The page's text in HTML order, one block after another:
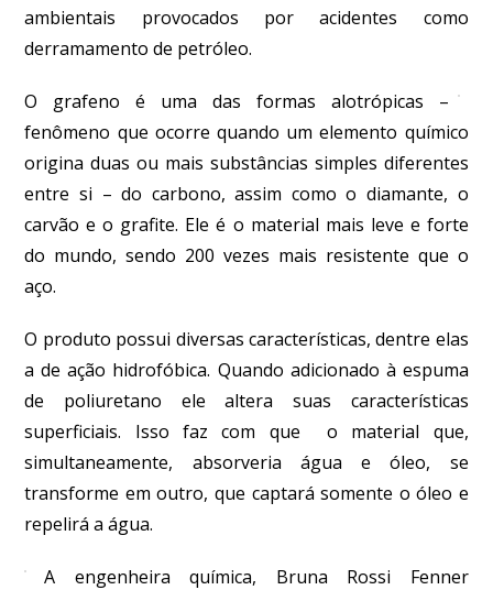
ambientais provocados por acidentes como
derramamento de petróleo.
O grafeno é uma das formas alotrópicas –
fenômeno que ocorre quando um elemento químico
origina duas ou mais substâncias simples diferentes
entre si – do carbono, assim como o diamante, o
carvão e o grafite. Ele é o material mais leve e forte
do mundo, sendo 200 vezes mais resistente que o
aço.
O produto possui diversas características, dentre elas
a de ação hidrofóbica. Quando adicionado à espuma
de poliuretano ele altera suas características
superficiais. Isso faz com que o material que,
simultaneamente, absorveria água e óleo, se
transforme em outro, que captará somente o óleo e
repelirá a água.
A engenheira química, Bruna Rossi Fenner